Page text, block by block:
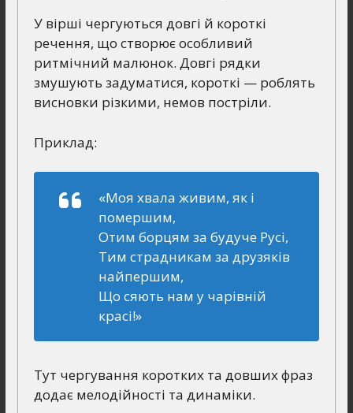
У вірші чергуються довгі й короткі
речення, що створює особливий
ритмічний малюнок. Довгі рядки
змушують задуматися, короткі — роблять
висновки різкими, немов постріли.
Приклад:
«Моя хвала живим, як і
помершим,
Отим борцям за будуче Русі,
Тим страдникам за друзяків
найпершим,
Що сяють нам у чарівній
красі!»
Тут чергування коротких та довших фраз
додає мелодійності та динаміки.